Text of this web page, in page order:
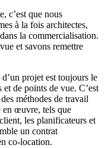
c’est que nous
à la fois architectes,
la commercialisation.
et savons remettre
projet est toujours le
de points de vue. C’est
méthodes de travail
en œuvre, tels que
les planificateurs et
un contrat
co-location.